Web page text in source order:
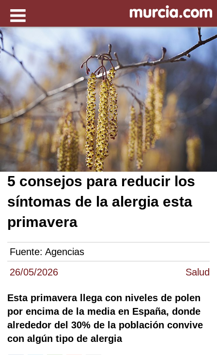
26/05/2026 Salud
5 consejos para reducir los
síntomas de la alergia esta
primavera
Fuente: Agencias
Esta primavera llega con niveles de polen
por encima de la media en España, donde
alrededor del 30% de la población convive
con algún tipo de alergia